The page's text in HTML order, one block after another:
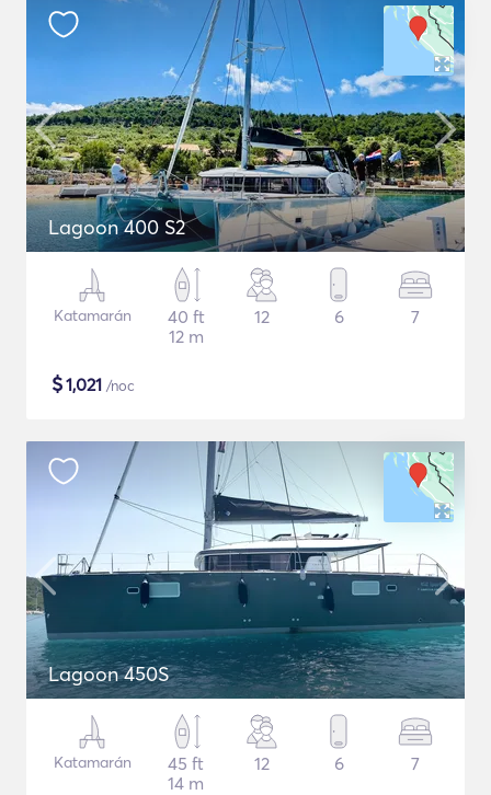
Lagoon 400 S2
Katamarán
40 ft
12 m
12 6 7
$1,021 /noc
Lagoon 450S
Katamarán
45 ft
14 m
12 6 7